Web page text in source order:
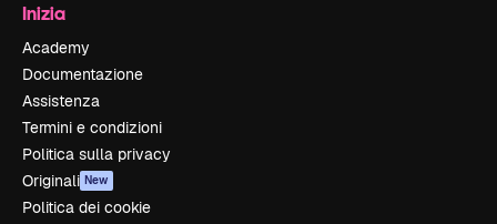
Inizia
Academy
Documentazione
Assistenza
Termini e condizioni
Politica sulla privacy
Originali New
Politica dei cookie